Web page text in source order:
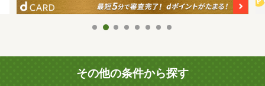
その他の条件から探す